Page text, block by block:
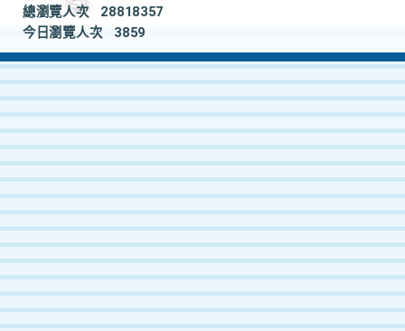
總瀏覽人次
28818357
今日瀏覽人次
3859